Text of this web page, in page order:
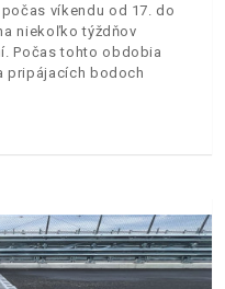
víkendu od 17. do
niekoľko týždňov
Počas tohto obdobia
pripájacích bodoch